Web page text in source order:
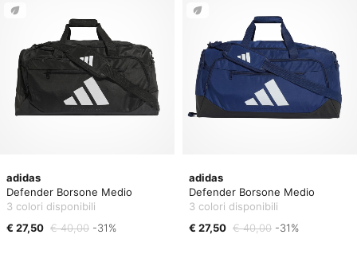
adidas
Defender Borsone Medio
3 colori disponibili
€ 27,50 € 40,00 -31%
adidas
Defender Borsone Medio
3 colori disponibili
€ 27,50 € 40,00 -31%